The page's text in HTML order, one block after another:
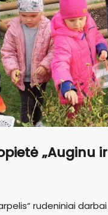
„Auginu
rudeniniai